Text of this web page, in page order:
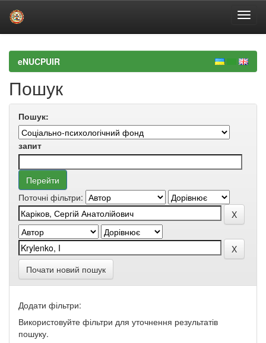
navigationeNUCPUIR
Пошук
Пошук:
запит
Поточні фільтри:
Почати новий пошук
Додати фільтри:
Використовуйте фільтри для уточнення результатів
пошуку.